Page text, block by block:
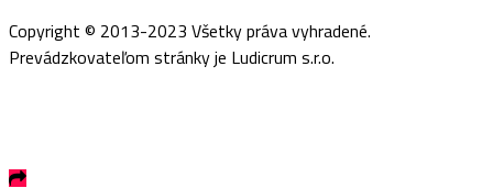
Copyright © 2013-2023 Všetky práva vyhradené.
Prevádzkovateľom stránky je Ludicrum s.r.o.